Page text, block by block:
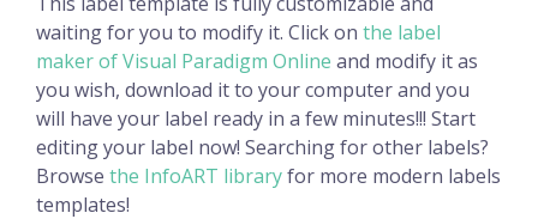
waiting for you to modify it. Click on the label
maker of Visual Paradigm Online and modify it as
you wish, download it to your computer and you
will have your label ready in a few minutes!!! Start
editing your label now! Searching for other labels?
Browse the InfoART libraryfor more modern labels
templates!